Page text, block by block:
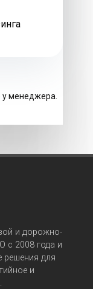
у менеджера.
и дорожно-
с 2008 года и
решения для
и